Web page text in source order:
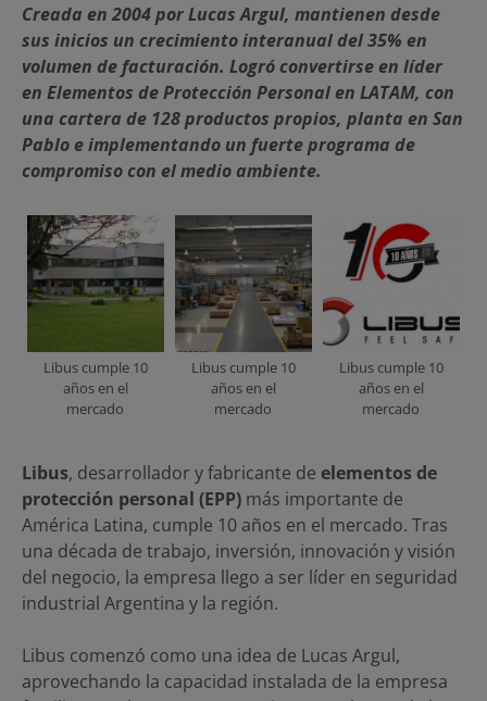
Creada en 2004 por Lucas Argul, mantienen desde
sus inicios un crecimiento interanual del 35% en
volumen de facturación. Logró convertirse en líder
en Elementos de Protección Personal en LATAM, con
una cartera de 128 productos propios, planta en San
Pablo e implementando un fuerte programa de
compromiso con el medio ambiente.
Libus cumple 10
años en el
mercado
Libus cumple 10
años en el
mercado
Libus cumple 10
años en el
mercado
Libus, desarrollador y fabricante de elementos de
protección personal (EPP) más importante de
América Latina, cumple 10 años en el mercado. Tras
una década de trabajo, inversión, innovación y visión
del negocio, la empresa llego a ser líder en seguridad
industrial Argentina y la región.
Libus comenzó como una idea de Lucas Argul,
aprovechando la capacidad instalada de la empresa